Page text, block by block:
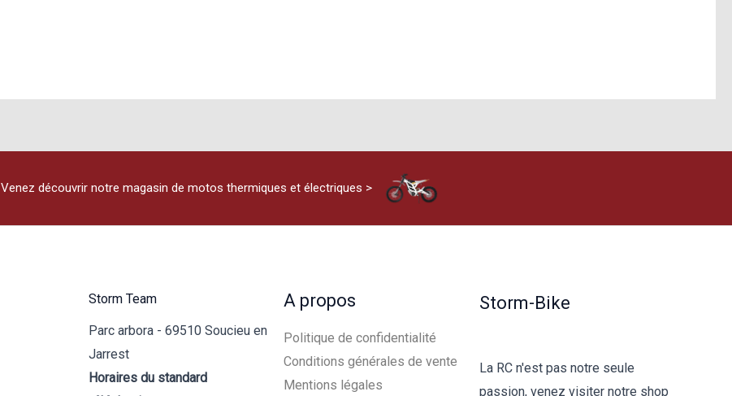
Venez découvrir notre magasin de motos thermiques et électriques >
Storm Team
Parc arbora - 69510 Soucieu en
Jarrest
Horaires du standard
A propos
Politique de confidentialité
Conditions générales de vente
Mentions légales
Storm-Bike
La RC n'est pas notre seule
passion, venez visiter notre shop